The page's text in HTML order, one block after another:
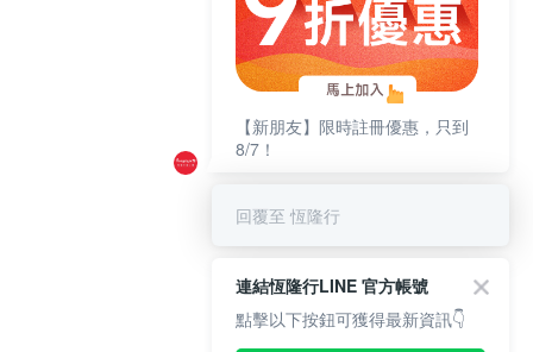
【新朋友】限時註冊優惠，只到
8/7！
回覆至 恆隆行
連結恆隆行LINE 官方帳號
點擊以下按鈕可獲得最新資訊👇